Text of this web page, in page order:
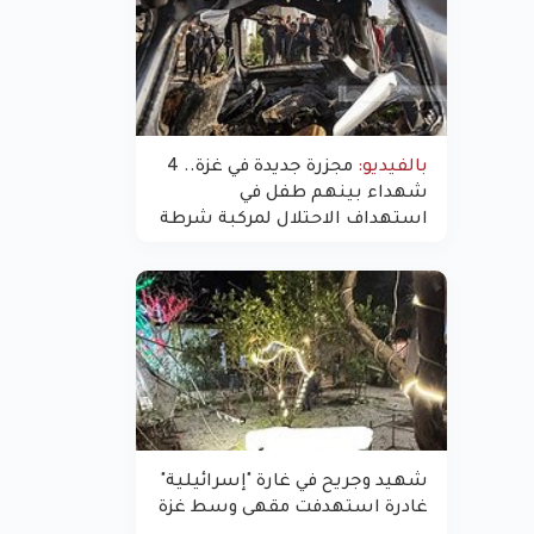
بالفيديو:
مجزرة جديدة في غزة.. 4
شهداء بينهم طفل في
استهداف الاحتلال لمركبة شرطة
شهيد وجريح في غارة "إسرائيلية"
غادرة استهدفت مقهى وسط غزة